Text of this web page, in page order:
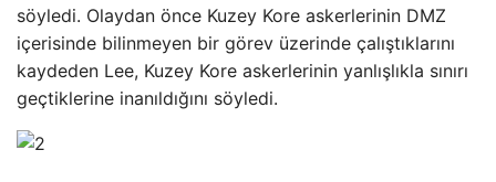
söyledi. Olaydan önce Kuzey Kore askerlerinin DMZ
içerisinde bilinmeyen bir görev üzerinde çalıştıklarını
kaydeden Lee, Kuzey Kore askerlerinin yanlışlıkla sınırı
geçtiklerine inanıldığını söyledi.